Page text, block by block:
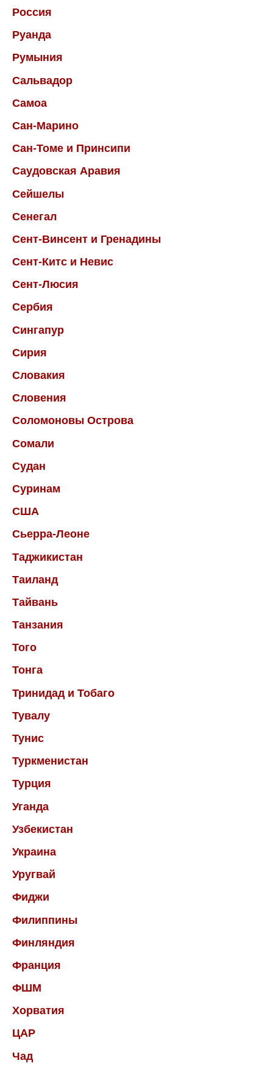
Россия
Руанда
Румыния
Сальвадор
Самоа
Сан-Марино
Сан-Томе и Принсипи
Саудовская Аравия
Сейшелы
Сенегал
Сент-Винсент и Гренадины
Сент-Китс и Невис
Сент-Люсия
Сербия
Сингапур
Сирия
Словакия
Словения
Соломоновы Острова
Сомали
Судан
Суринам
США
Сьерра-Леоне
Таджикистан
Таиланд
Тайвань
Танзания
Того
Тонга
Тринидад и Тобаго
Тувалу
Тунис
Туркменистан
Турция
Уганда
Узбекистан
Украина
Уругвай
Фиджи
Филиппины
Финляндия
Франция
ФШМ
Хорватия
ЦАР
Чад